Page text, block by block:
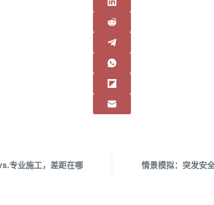
专业施工，差距在哪
情景模拟：突发安